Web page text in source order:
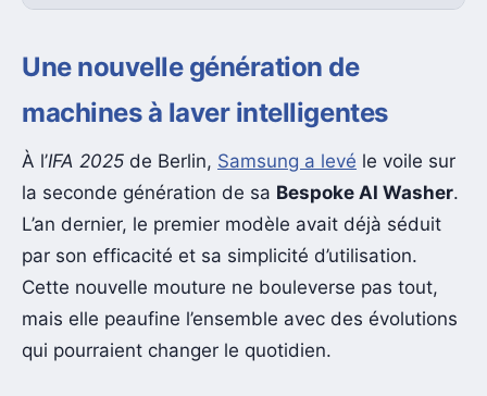
Une nouvelle génération de
machines à laver intelligentes
À l’IFA 2025 de Berlin, Samsung a levé le voile sur
la seconde génération de sa Bespoke AI Washer.
L’an dernier, le premier modèle avait déjà séduit
par son efficacité et sa simplicité d’utilisation.
Cette nouvelle mouture ne bouleverse pas tout,
mais elle peaufine l’ensemble avec des évolutions
qui pourraient changer le quotidien.